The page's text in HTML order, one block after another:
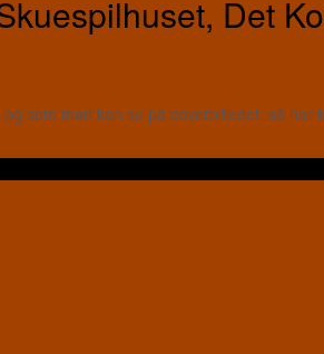
Det
som man kan se på coverbilledet, så har